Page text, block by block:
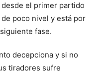
el primer partido
poco nivel y está por
fase.
decepciona y si no
tiradores sufre